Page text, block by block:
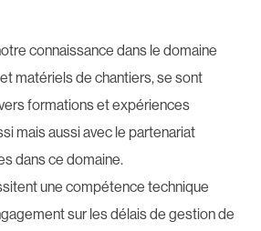
connaissance dans le domaine
matériels de chantiers, se sont
formations et expériences
mais aussi avec le partenariat
dans ce domaine.
une compétence technique
sur les délais de gestion de